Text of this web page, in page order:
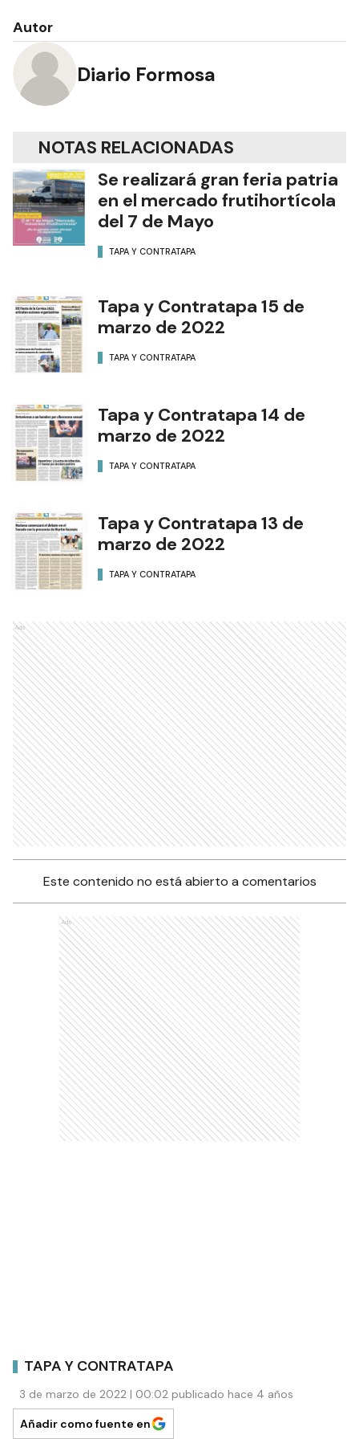
Autor
Diario Formosa
NOTAS RELACIONADAS
Se realizará gran feria patria
en el mercado frutihortícola
del 7 de Mayo
TAPA Y CONTRATAPA
Tapa y Contratapa 15 de
marzo de 2022
TAPA Y CONTRATAPA
Tapa y Contratapa 14 de
marzo de 2022
TAPA Y CONTRATAPA
Tapa y Contratapa 13 de
marzo de 2022
TAPA Y CONTRATAPA
Ads
Este contenido no está abierto a comentarios
Ads
TAPA Y CONTRATAPA
3 de marzo de 2022 | 00:02 publicado hace 4 años
Añadir como fuente en